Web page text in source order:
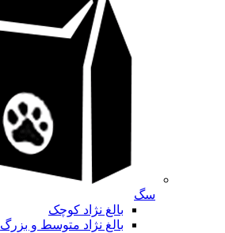
سگ
بالغ نژاد کوچک
بالغ نژاد متوسط و بزرگ